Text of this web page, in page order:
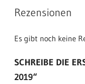
Rezensionen
Es gibt noch keine
SCHREIBE DIE
2019“